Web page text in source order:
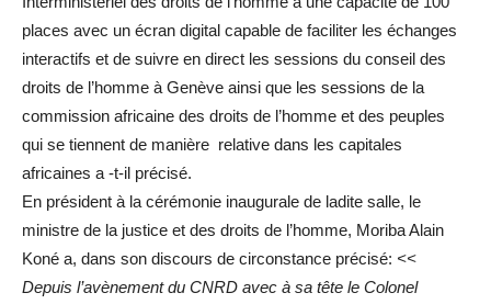
places avec un écran digital capable de faciliter les échanges
interactifs et de suivre en direct les sessions du conseil des
droits de l’homme à Genève ainsi que les sessions de la
commission africaine des droits de l’homme et des peuples
qui se tiennent de manière relative dans les capitales
africaines a -t-il précisé.
En président à la cérémonie inaugurale de ladite salle, le
ministre de la justice et des droits de l’homme, Moriba Alain
Koné a, dans son discours de circonstance précisé: <<
Depuis l’avènement du CNRD avec à sa tête le Colonel